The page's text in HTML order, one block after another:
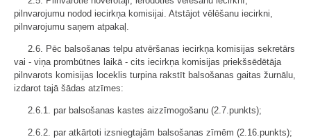
pilnvarojumu nodod iecirkņa komisijai. Atstājot vēlēšanu iecirkni,
pilnvarojumu saņem atpakaļ.
2.6. Pēc balsošanas telpu atvēršanas iecirkņa komisijas sekretārs
vai - viņa prombūtnes laikā - cits iecirkņa komisijas priekšsēdētāja
pilnvarots komisijas loceklis turpina rakstīt balsošanas gaitas žurnālu,
izdarot tajā šādas atzīmes:
2.6.1. par balsošanas kastes aizzīmogošanu (2.7.punkts);
2.6.2. par atkārtoti izsniegtajām balsošanas zīmēm (2.16.punkts);